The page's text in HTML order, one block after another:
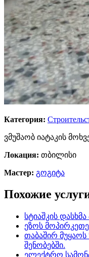
Категория:
ვმუშაობ იატაკის
Локация: თბილისი
Мастер: გოგიტა
Похожие
სტიაშკის
ეზოს
თაბაშირ
შენობებში.
ელექტრო